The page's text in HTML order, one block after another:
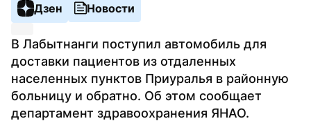
Дзен
Новости
В Лабытнанги поступил автомобиль для
доставки пациентов из отдаленных
населенных пунктов Приуралья в районную
больницу и обратно. Об этом сообщает
департамент здравоохранения ЯНАО.